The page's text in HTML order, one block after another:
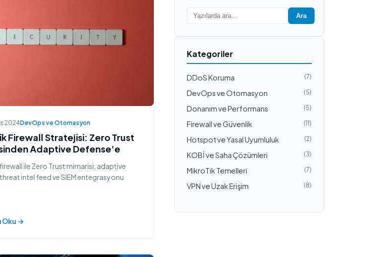
2024DevOps ve Otomasyon
Firewall Stratejisi: Zero Trust
Adaptive Defense'e
ile Zero Trust mimarisi, adaptive
intel feed ve SIEM entegrasyonu
Oku →
Ara
Kategoriler
DDoS Koruma (7)
DevOps ve Otomasyon (5)
Donanım ve Performans (5)
Firewall ve Güvenlik (11)
Hotspot ve Yasal Uyumluluk (2)
KOBİ ve Saha Çözümleri (3)
MikroTik Temelleri (7)
VPN ve Uzak Erişim (8)